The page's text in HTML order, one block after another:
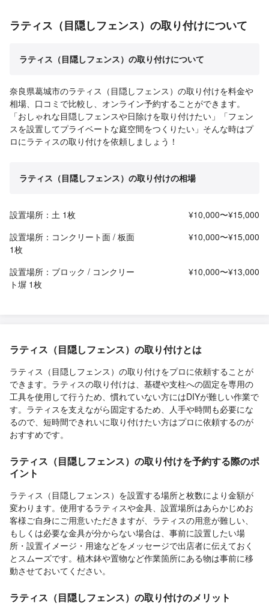
ラティス（目隠しフェンス）の取り付けについて
ラティス（目隠しフェンス）の取り付けについて
奈良県葛城市のラティス（目隠しフェンス）の取り付けを料金や
相場、口コミで比較し、オンライン予約することができます。
「おしゃれな目隠しフェンスや日除けを取り付けたい」「フェン
スを設置してプライベートな庭空間をつくりたい」そんな時はプ
ロにラティスの取り付けを依頼しましょう！
ラティス（目隠しフェンス）の取り付けの相場
設置場所：土 1枚
¥10,000〜¥15,000
設置場所：コンクリート面 / 板面
1枚
¥10,000〜¥15,000
設置場所：ブロック / コンクリー
ト塀 1枚
¥10,000〜¥13,000
ラティス（目隠しフェンス）の取り付けとは
ラティス（目隠しフェンス）の取り付けをプロに依頼することが
できます。ラティスの取り付けは、基礎や支柱への固定を専用の
工具を使用して行うため、慣れていない方にはDIYが難しい作業で
す。ラティスを支えながら固定するため、人手や時間も必要にな
るので、短時間できれいに取り付けたい方はプロに依頼するのが
おすすめです。
ラティス（目隠しフェンス）の取り付けを予約する際のポ
イント
ラティス（目隠しフェンス）を設置する場所と枚数により金額が
変わります。使用するラティスや金具、設置場所はあらかじめお
客様ご自身にご用意いただきますが、ラティスの用意が難しい、
もしくは必要な金具が分からない場合は、事前に設置したい場
所・設置イメージ・用途などをメッセージで出店者に伝えておく
とスムーズです。植木鉢や置物など作業箇所にある物は事前に移
動させておいてください。
ラティス（目隠しフェンス）の取り付けのメリット